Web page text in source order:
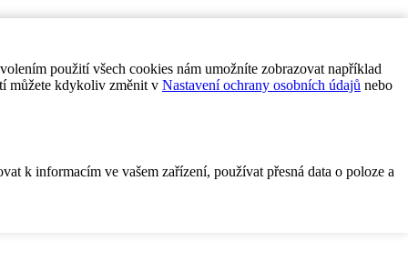
použití všech cookies nám umožníte zobrazovat například
můžete kdykoliv změnit v Nastavení ochrany osobních údajů nebo
k informacím ve vašem zařízení, používat přesná data o poloze a